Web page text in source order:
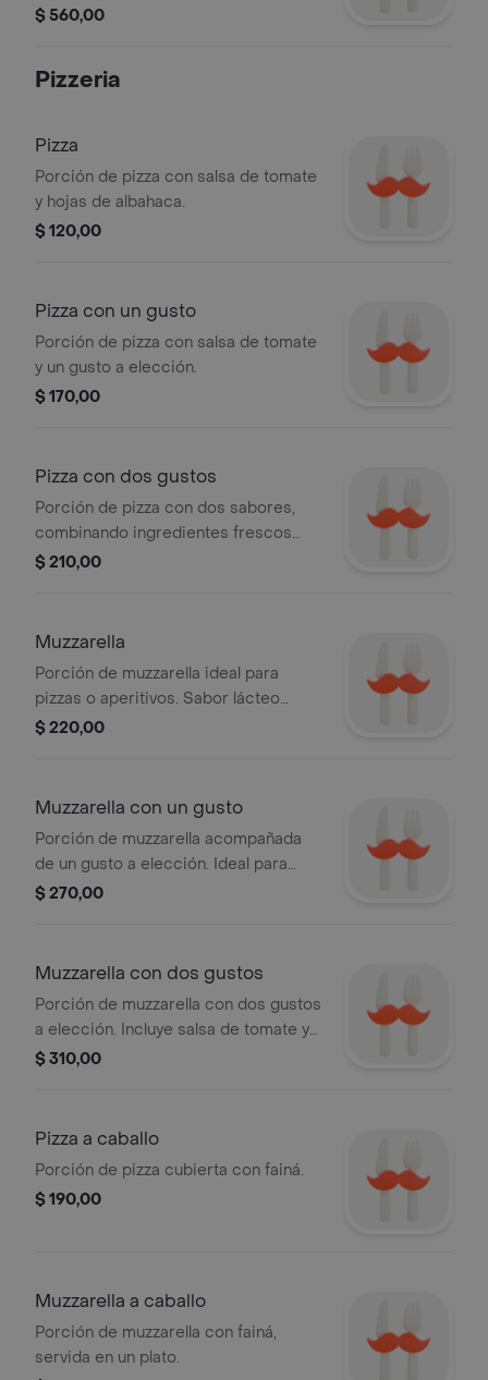
muzzarella, aceitunas, morrón, cebolla
$ 560,00
Pizzeria
Pizza
Porción de pizza con salsa de tomate
y hojas de albahaca.
$ 120,00
Pizza con un gusto
Porción de pizza con salsa de tomate
y un gusto a elección.
$ 170,00
Pizza con dos gustos
Porción de pizza con dos sabores,
combinando ingredientes frescos
sobre una base crujiente y dorada.
$ 210,00
Muzzarella
Porción de muzzarella ideal para
pizzas o aperitivos. Sabor lácteo
característico.
$ 220,00
Muzzarella con un gusto
Porción de muzzarella acompañada
de un gusto a elección. Ideal para
disfrutar sola o compartir.
$ 270,00
Muzzarella con dos gustos
Porción de muzzarella con dos gustos
a elección. Incluye salsa de tomate y
rodajas de tomate cherry.
$ 310,00
Pizza a caballo
Porción de pizza cubierta con fainá.
$ 190,00
Muzzarella a caballo
Porción de muzzarella con fainá,
servida en un plato.